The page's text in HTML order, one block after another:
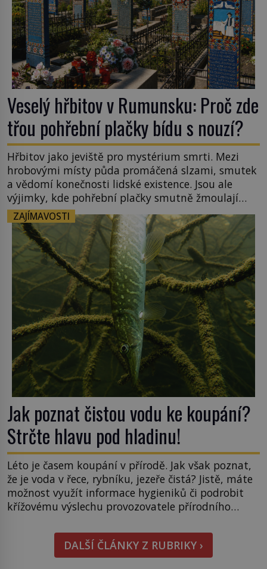
Veselý hřbitov v Rumunsku: Proč zde
třou pohřební plačky bídu s nouzí?
Hřbitov jako jeviště pro mystérium smrti. Mezi
hrobovými místy půda promáčená slzami, smutek
a vědomí konečnosti lidské existence. Jsou ale
výjimky, kde pohřební plačky smutně žmoulají
kapesníky nikoli při smutečním obřadu, ale při
pohledu na výši vyměřené podpory
v nezaměstnanosti. Kam vás pozveme? Unikátní
hřbitov, který si vysloužil název „Veselý“, najdeme
v rumunské vesnici Sapanta, nedaleko hranic […]
ZAJÍMAVOSTI
Jak poznat čistou vodu ke koupání?
Strčte hlavu pod hladinu!
Léto je časem koupání v přírodě. Jak však poznat,
že je voda v řece, rybníku, jezeře čistá? Jistě, máte
možnost využít informace hygieniků či podrobit
křížovému výslechu provozovatele přírodního
Podívat se pod hladinu a zjistit, kdo si onu
konkrétní vodní lokalitu oblíbil už dávno před
vámi. Říká se jim bioindikátory […]
DALŠÍ ČLÁNKY Z RUBRIKY ›